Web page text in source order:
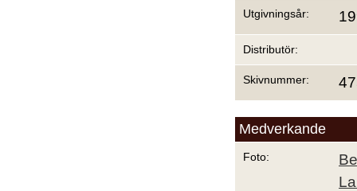
Utgivningsår:
Distributör:
Skivnummer:
Medverkande
Foto: